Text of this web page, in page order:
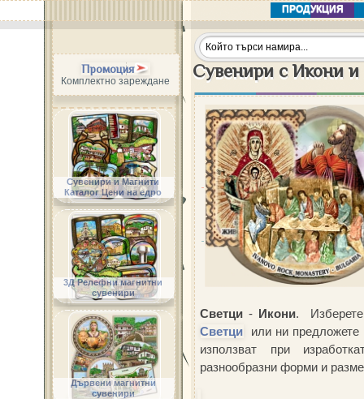
ПРОДУКЦИЯ
Сувенири с Икони
Светци - Икони.
Светци или ни предложете
използват при
разнообразни форми и
Промоция
Комплектно зареждане
Сувенири и Магнити
Каталог Цени на едро
3Д Релефни магнитни
сувенири
Дървени магнитни
сувенири